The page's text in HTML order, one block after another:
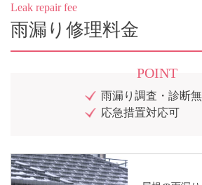
Leak repair fee
雨漏り修理料金
POINT
雨漏り調査・診断
応急措置対応可